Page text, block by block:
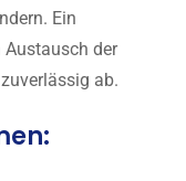
Ein
der
ab.